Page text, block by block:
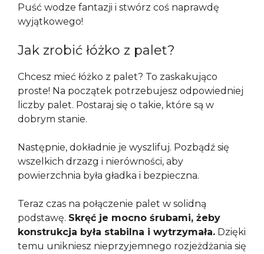
Puść wodze fantazji i stwórz coś naprawdę
wyjątkowego!
Jak zrobić łóżko z palet?
Chcesz mieć łóżko z palet? To zaskakująco
proste! Na początek potrzebujesz odpowiedniej
liczby palet. Postaraj się o takie, które są w
dobrym stanie.
Następnie, dokładnie je wyszlifuj. Pozbądź się
wszelkich drzazg i nierówności, aby
powierzchnia była gładka i bezpieczna.
Teraz czas na połączenie palet w solidną
podstawę. Skręć je mocno śrubami, żeby
konstrukcja była stabilna i wytrzymała. Dzięki
temu unikniesz nieprzyjemnego rozjeżdżania się